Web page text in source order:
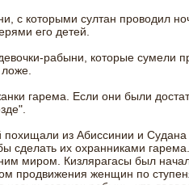
с которыми султан проводил
его детей.
рабыни, которые сумели
гарема. Если они были
похищали из Абиссинии и Судана
сделать их охранниками
миром. Кизлярагасы был
продвижения женщин по